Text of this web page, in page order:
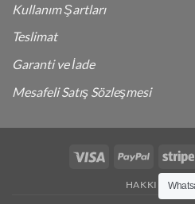
Kullanım Şartları
Teslimat
Garanti ve İade
Mesafeli Satış Sözleşmesi
Visa PayPal
HAKKIMDA